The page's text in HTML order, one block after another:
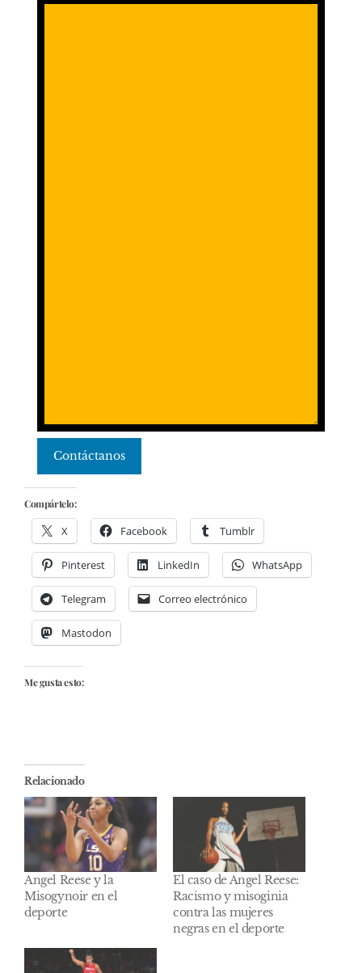
Contáctanos
Compártelo:
X Facebook Tumblr
Pinterest LinkedIn WhatsApp
Telegram Correo electrónico
Mastodon
Me gusta esto:
Relacionado
Angel Reese y la
Misogynoir en el
deporte
El caso de Angel Reese:
Racismo y misoginia
contra las mujeres
negras en el deporte